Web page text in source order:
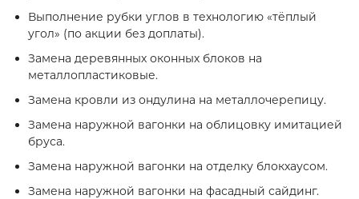
Выполнение рубки углов в технологию «тёплый
угол» (по акции без доплаты).
Замена деревянных оконных блоков на
металлопластиковые.
Замена кровли из ондулина на металлочерепицу.
Замена наружной вагонки на облицовку имитацией
бруса.
Замена наружной вагонки на отделку блокхаусом.
Замена наружной вагонки на фасадный сайдинг.